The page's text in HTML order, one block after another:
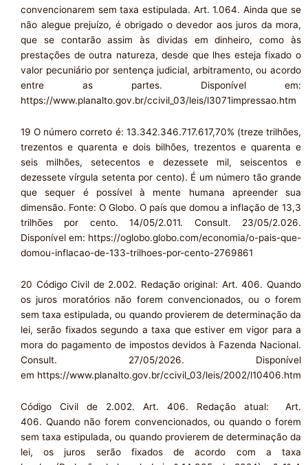
convencionarem sem taxa estipulada. Art. 1.064. Ainda que se
não alegue prejuízo, é obrigado o devedor aos juros da mora,
que se contarão assim às dividas em dinheiro, como às
prestações de outra natureza, desde que lhes esteja fixado o
valor pecuniário por sentença judicial, arbitramento, ou acordo
entre as partes. Disponível em:
https://www.planalto.gov.br/ccivil_03/leis/l3071impressao.htm
19 O número correto é: 13.342.346.717.617,70% (treze trilhões,
trezentos e quarenta e dois bilhões, trezentos e quarenta e
seis milhões, setecentos e dezessete mil, seiscentos e
dezessete vírgula setenta por cento). É um número tão grande
que sequer é possível à mente humana apreender sua
dimensão. Fonte: O Globo. O país que domou a inflação de 13,3
trilhões por cento. 14/05/2.011. Consult. 23/05/2.026.
Disponível em: https://oglobo.globo.com/economia/o-pais-que-
domou-inflacao-de-133-trilhoes-por-cento-2769861
20 Código Civil de 2.002. Redação original: Art. 406. Quando
os juros moratórios não forem convencionados, ou o forem
sem taxa estipulada, ou quando provierem de determinação da
lei, serão fixados segundo a taxa que estiver em vigor para a
mora do pagamento de impostos devidos à Fazenda Nacional.
Consult. 27/05/2026. Disponível
em https://www.planalto.gov.br/ccivil_03/leis/2002/l10406.htm
Código Civil de 2.002. Art. 406. Redação atual: Art.
406. Quando não forem convencionados, ou quando o forem
sem taxa estipulada, ou quando provierem de determinação da
lei, os juros serão fixados de acordo com a taxa